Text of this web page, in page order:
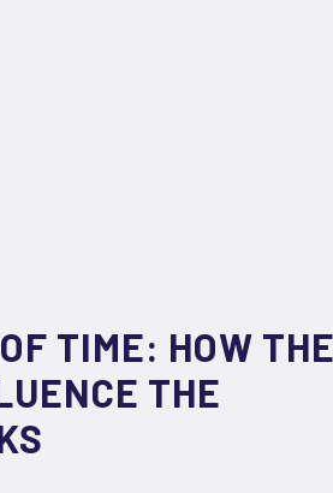
TIME: HOW THE
THE